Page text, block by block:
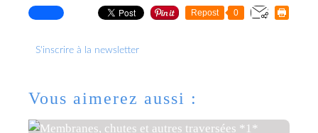
Repost 0
S'inscrire à la newsletter
Vous aimerez aussi :